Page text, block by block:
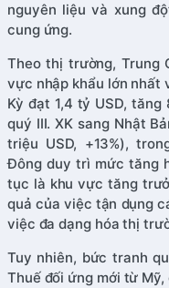
nguyên liệu và xung
cung ứng.
Theo thị trường, Trung
vực nhập khẩu lớn nhất
Kỳ đạt 1,4 tỷ USD,
quý III. XK sang Nhật
triệu USD, +13%),
Đông duy trì mức tăng
tục là khu vực tăng
quả của việc tận dụng
việc đa dạng hóa thị
Tuy nhiên, bức tranh
Thuế đối ứng mới từ